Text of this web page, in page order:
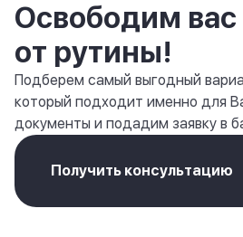
Освободим вас
от рутины!
Подберем самый выгодный
который подходит именно для
документы и подадим заявку в
Получить консультацию